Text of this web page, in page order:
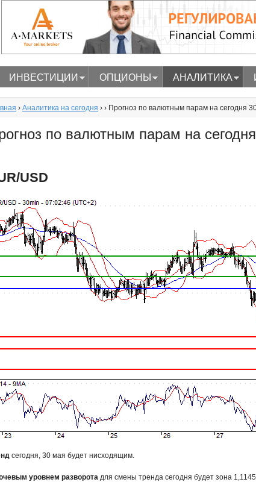
Перейти
основному
содержанию
ИНВЕСТИЦИИ ОПЦИОНЫ АНАЛИТИКА
› Аналитика на сегодня › › Прогноз по валютным парам на сегодня
по валютным парам на
USD
сегодня, 30 мая будет нисходящим.
уровнем разворота для смены тренда сегодня будет зона 1,1145.